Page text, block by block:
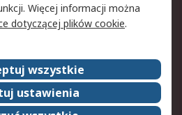
Warunki Sprzedaży
Kontakt
RS na świecie
Nagrody dla RS
Więcej informacji można
dotyczącej plików cookie.
wszystkie
ustawienia